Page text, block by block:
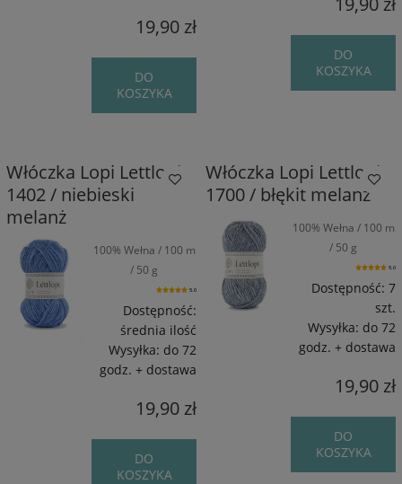
19,90 zł
DO
KOSZYKA
DO
KOSZYKA
Włóczka Lopi Lettlopi
1402 / niebieski
melanż
100% Wełna / 100 m
/ 50 g
5.0
Dostępność:
średnia ilość
Wysyłka: do 72
godz. + dostawa
19,90 zł
DO
KOSZYKA
Włóczka Lopi Lettlopi
1700 / błękit melanż
100% Wełna / 100 m
/ 50 g
5.0
Dostępność: 7
szt.
Wysyłka: do 72
godz. + dostawa
19,90 zł
DO
KOSZYKA